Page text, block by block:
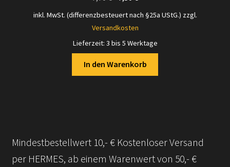
war:
Preis
inkl. MwSt. (differenzbesteuert nach §25a UStG.) zzgl.
Versandkosten
Lieferzeit: 3 bis 5 Werktage
In den Warenkorb
Mindestbestellwert 10,- € Kostenloser Versand
per HERMES, ab einem Warenwert von 50,- €